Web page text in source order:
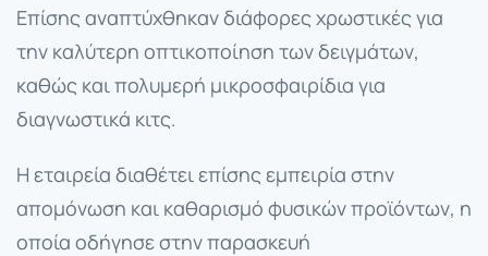
Επίσης αναπτύχθηκαν διάφορες χρωστικές για
την καλύτερη οπτικοποίηση των δειγμάτων,
καθώς και πολυμερή μικροσφαιρίδια για
διαγνωστικά κιτς.
Η εταιρεία διαθέτει επίσης εμπειρία στην
απομόνωση και καθαρισμό φυσικών προϊόντων, η
οποία οδήγησε στην παρασκευή